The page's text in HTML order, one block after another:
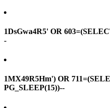
1DsGwa4R5' OR
-
1MX49R5Hm') OR
PG_SLEEP(15))--